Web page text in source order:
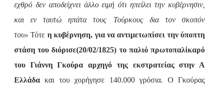
εχθρό δεν αποδείχνει άλλο ειμή ότι ηπείλει την κυβέρνησιν,
και εν ταυτώ ηπάτα τους Τούρκους δια τον σκοπόν
του» Τότε η κυβέρνηση, για να αντιμετωπίσει την ύποπτη
στάση του διόρισε(20/02/1825) το παλιό πρωτοπαλίκαρό
του Γιάννη Γκούρα αρχηγό της εκστρατείας στην Α
Ελλάδα και του χορήγησε 140.000 γρόσια. Ο Γκούρας